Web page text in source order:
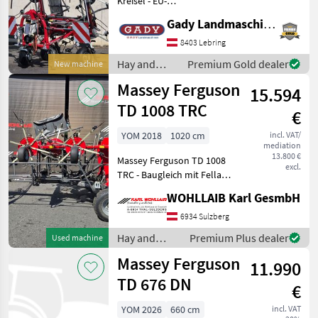
Pöttinger
Krone
Claas
Kuhn
Fella
Show
all 36
MODEL
New machine
Gelenkwelle mit Freilauf -
Tastrad 6, 60M
ARBEITSBREITE, 6 KREISEL -
Beleuchtung mit LED
Während uns
Gady Landmaschinen GmbH
8403 Lebring
Hay and
forage
equipment /
Massey
Ferguson
Premium Gold dealer
Used machine
Massey Ferguson
TD 1008 TRC
15.594
€
incl. VAT/
mediation
13.800 €
excl.
YOM 2018
1020 cm
Massey Ferguson TD 1008
TRC - Baugleich mit Fella
2018 - Arbeitsbreite: 10, 2m
- Bereifung Kreisel
6x16/6.50-8 - Bereifung
Fahrwe
WOHLLAIB Karl GesmbH
6934 Sulzberg
Hay and
forage
equipment /
Massey
Ferguson
Premium Plus dealer
Massey Ferguson
TD 676 DN
11.990
€
incl. VAT
YOM 2026
660 cm